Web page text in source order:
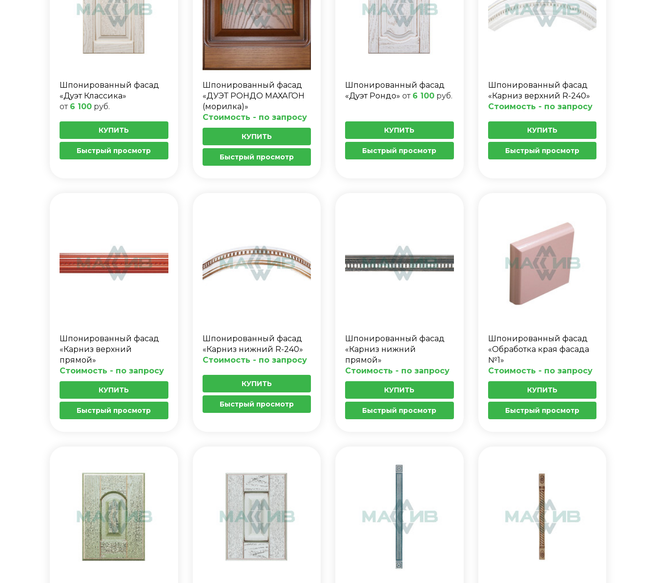
Шпонированный фасад
«Дуэт Классика»
от 6 100 руб.
КУПИТЬ
Быстрый просмотр
Шпонированный фасад
«ДУЭТ РОНДО МАХАГОН
(морилка)»
Стоимость - по запросу
КУПИТЬ
Быстрый просмотр
Шпонированный фасад
«Дуэт Рондо» от 6 100 руб.
КУПИТЬ
Быстрый просмотр
Шпонированный фасад
«Карниз верхний R-240»
Стоимость - по запросу
КУПИТЬ
Быстрый просмотр
Шпонированный фасад
«Карниз верхний
прямой»
Стоимость - по запросу
КУПИТЬ
Быстрый просмотр
Шпонированный фасад
«Карниз нижний R-240»
Стоимость - по запросу
КУПИТЬ
Быстрый просмотр
Шпонированный фасад
«Карниз нижний
прямой»
Стоимость - по запросу
КУПИТЬ
Быстрый просмотр
Шпонированный фасад
«Обработка края фасада
№1»
Стоимость - по запросу
КУПИТЬ
Быстрый просмотр